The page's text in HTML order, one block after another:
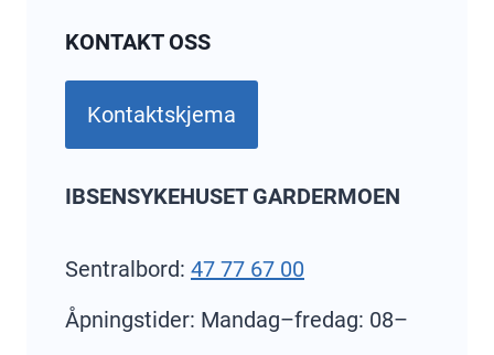
KONTAKT OSS
Kontaktskjema
IBSENSYKEHUSET GARDERMOEN
Sentralbord: 47 77 67 00
Åpningstider: Mandag–fredag: 08–